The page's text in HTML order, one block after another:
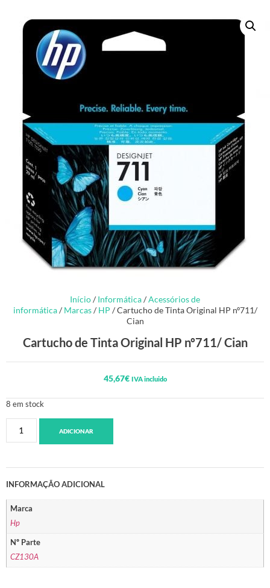
Início/ Informática/Acessórios de
informática/ Marcas/ HP / Cartucho de Tinta Original HP nº711/
Cian
Cartucho de Tinta Original HP nº711/ Cian
45,67€ IVA incluido
8 em stock
ADICIONAR
INFORMAÇÃO ADICIONAL
Marca
Hp
Nº Parte
CZ130A